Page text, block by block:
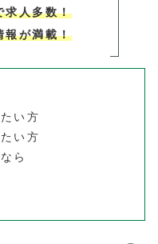
求人多数！
報が満載！
い方
い方
ら